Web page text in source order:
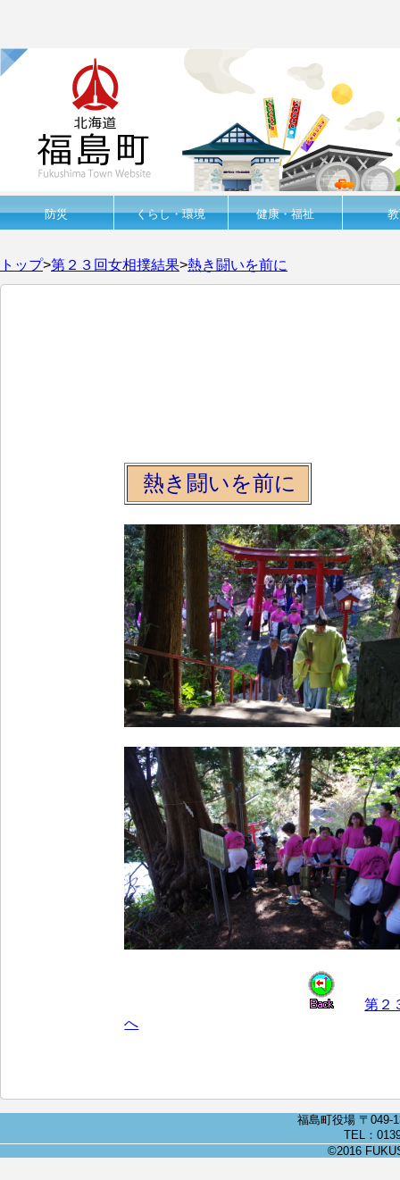
防災 くらし・環境 健康・福祉
トップ>第２３回女相撲結果>熱き闘いを前に
熱き闘いを前に
第２
へ
福島町役場 〒049-
TEL：
©2016